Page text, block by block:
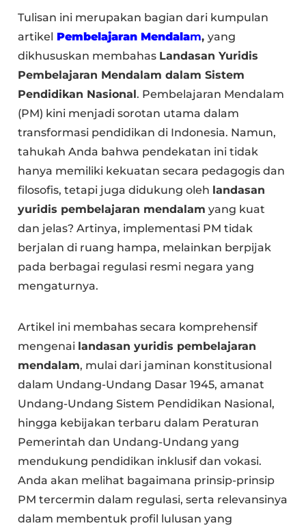
Tulisan ini merupakan bagian dari kumpulan
artikel Pembelajaran Mendalam,yang
dikhususkan membahas Landasan Yuridis
Pembelajaran Mendalam dalam Sistem
Pendidikan Nasional. Pembelajaran Mendalam
(PM) kini menjadi sorotan utama dalam
transformasi pendidikan di Indonesia. Namun,
tahukah Anda bahwa pendekatan ini tidak
hanya memiliki kekuatan secara pedagogis dan
filosofis, tetapi juga didukung oleh landasan
yuridis pembelajaran mendalam yang kuat
dan jelas? Artinya, implementasi PM tidak
berjalan di ruang hampa, melainkan berpijak
pada berbagai regulasi resmi negara yang
mengaturnya.
Artikel ini membahas secara komprehensif
mengenai landasan yuridis pembelajaran
mendalam, mulai dari jaminan konstitusional
dalam Undang-Undang Dasar 1945, amanat
Undang-Undang Sistem Pendidikan Nasional,
hingga kebijakan terbaru dalam Peraturan
Pemerintah dan Undang-Undang yang
mendukung pendidikan inklusif dan vokasi.
Anda akan melihat bagaimana prinsip-prinsip
PM tercermin dalam regulasi, serta relevansinya
dalam membentuk profil lulusan yang